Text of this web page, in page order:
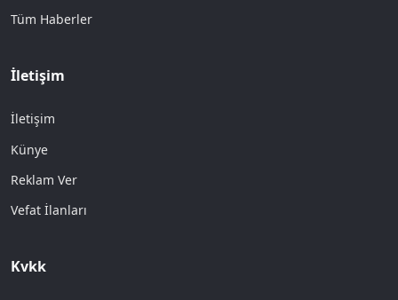
Tüm Haberler
İletişim
İletişim
Künye
Reklam Ver
Vefat İlanları
Kvkk